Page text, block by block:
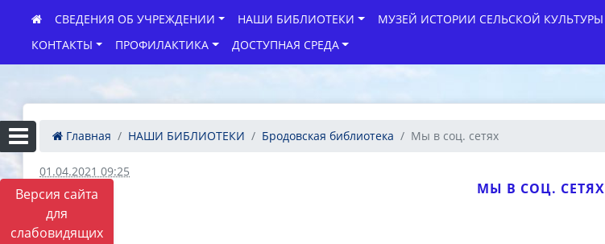
Версия сайта
для
слабовидящих
СВЕДЕНИЯ ОБ УЧРЕЖДЕНИИ НАШИ БИБЛИОТЕКИ МУЗЕЙ ИСТОРИИ СЕЛЬСКОЙ КУЛЬТУРЫ
КОНТАКТЫ
ПРОФИЛАКТИКА ДОСТУПНАЯ СРЕДА
Главная НАШИ БИБЛИОТЕКИ Бродовская библиотека Мы в соц. сетях
01.04.2021 09:25
МЫ В СОЦ. СЕТЯХ